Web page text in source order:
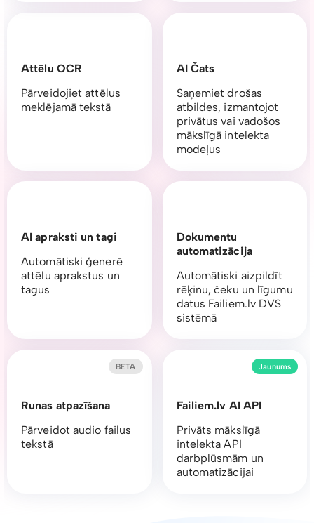
Attēlu OCR
Pārveidojiet attēlus
meklējamā tekstā
AI Čats
Saņemiet drošas
atbildes, izmantojot
privātus vai vadošos
mākslīgā intelekta
modeļus
AI apraksti un tagi
Automātiski ģenerē
attēlu aprakstus un
tagus
Dokumentu
automatizācija
Automātiski aizpildīt
rēķinu, čeku un līgumu
datus Failiem.lv DVS
sistēmā
Runas atpazīšana
Pārveidot audio failus
tekstā
BETA
Failiem.lv AI API
Privāts mākslīgā
intelekta API
darbplūsmām un
automatizācijai
Jaunums